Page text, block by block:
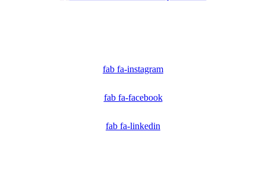
fab fa-instagram
fab fa-facebook
fab fa-linkedin